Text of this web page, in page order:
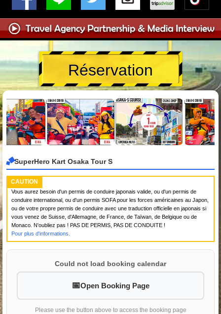
Réservation
SuperHero Kart Osaka Tour S
CAUTION
Vous aurez besoin d'un permis de conduire japonais valide, ou d'un permis de
conduire international, ou d'un permis SOFA pour les forces américaines au Japon,
ou de votre propre permis de conduire avec une traduction officielle en japonais si
vous venez de Suisse, d'Allemagne, de France, de Taïwan, de Belgique ou de
Monaco. N'oubliez pas ! PAS DE PERMIS, PAS DE CONDUITE !
Pour plus d'informations.
Could not load booking calendar
Open Booking Page
Please use the button above to access the booking page